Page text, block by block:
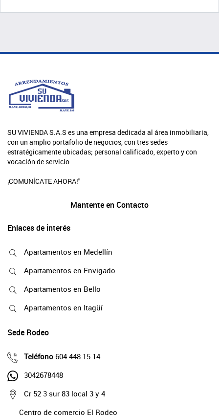
SU VIVIENDA S.A.S es una empresa dedicada al área inmobiliaria,
con un amplio portafolio de negocios, con tres sedes
estratégicamente ubicadas; personal calificado, experto y con
vocación de servicio.
¡COMUNÍCATE AHORA!"
Mantente en Contacto
Enlaces de interés
Apartamentos en Medellín
Apartamentos en Envigado
Apartamentos en Bello
Apartamentos en Itagüí
Sede Rodeo
Teléfono 604 448 15 14
3042678448
Cr 52 3 sur 83 local 3 y 4
Centro de comercio El Rodeo